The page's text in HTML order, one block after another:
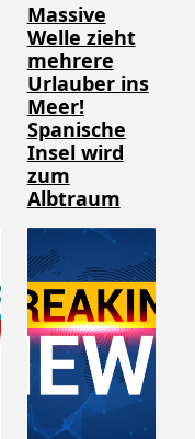
Massive
Welle zieht
mehrere
Urlauber ins
Meer!
Spanische
Insel wird
zum
Albtraum